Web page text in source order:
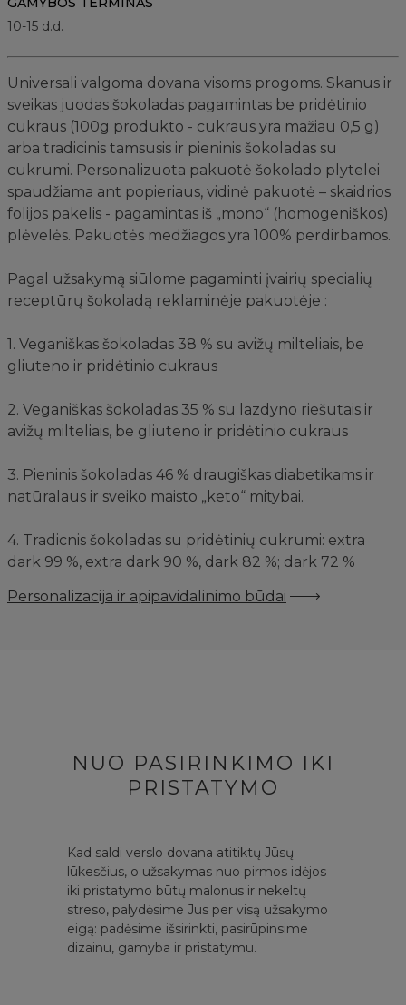
10-15 d.d.
Universali valgoma dovana visoms progoms. Skanus ir
sveikas juodas šokoladas pagamintas be pridėtinio
cukraus (100g produkto - cukraus yra mažiau 0,5 g)
arba tradicinis tamsusis ir pieninis šokoladas su
cukrumi. Personalizuota pakuotė šokolado plytelei
spaudžiama ant popieriaus, vidinė pakuotė – skaidrios
folijos pakelis - pagamintas iš „mono“ (homogeniškos)
plėvelės. Pakuotės medžiagos yra 100% perdirbamos.
Pagal užsakymą siūlome pagaminti įvairių specialių
receptūrų šokoladą reklaminėje pakuotėje :
1. Veganiškas šokoladas 38 % su avižų milteliais, be
gliuteno ir pridėtinio cukraus
2. Veganiškas šokoladas 35 % su lazdyno riešutais ir
avižų milteliais, be gliuteno ir pridėtinio cukraus
3. Pieninis šokoladas 46 % draugiškas diabetikams ir
natūralaus ir sveiko maisto „keto“ mitybai.
4. Tradicnis šokoladas su pridėtinių cukrumi: extra
dark 99 %, extra dark 90 %, dark 82 %; dark 72 %
Personalizacija ir apipavidalinimo būdai
NUO PASIRINKIMO IKI
PRISTATYMO
Kad saldi verslo dovana atitiktų Jūsų
lūkesčius, o užsakymas nuo pirmos idėjos
iki pristatymo būtų malonus ir nekeltų
streso, palydėsime Jus per visą užsakymo
eigą: padėsime išsirinkti, pasirūpinsime
dizainu, gamyba ir pristatymu.